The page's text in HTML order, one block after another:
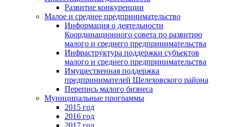
Развитие конкуренции
Малое и среднее предпринимательство
Информация о деятельности
Координационного совета по развитию
малого и среднего предпринимательства
Инфраструктура поддержки субъектов
малого и среднего предпринимательства
Имущественная поддержка
предпринимателей Шелеховского района
Перепись малого бизнеса
Муниципальные программы
2015 год
2016 год
2017 год